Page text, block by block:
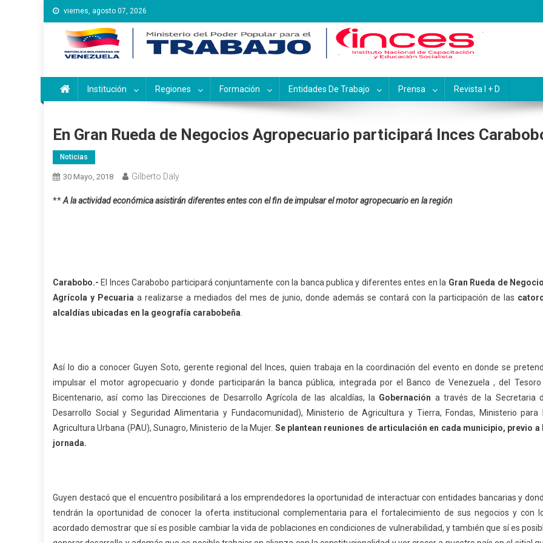
Saltar
al
contenido
viernes, agosto 07, 2026
Instituto Nacional de Capacitación y Educación
Inces
Institución Regiones Formación Entidades De Trabajo Prensa Revista I + D
En Gran Rueda de Negocios Agropecuario participará Inces
Noticias
30 Mayo, 2018 Gilberto Daly
**A la actividad económica asistirán diferentes entes con el fin de impulsar el motor agropecuario en la región
Carabobo.- El Inces Carabobo participará conjuntamente con la banca publica y diferentes entes en la Gran Rueda de
Agrícola y Pecuaria a realizarse a mediados del mes de junio, donde además se contará con la participación de las
alcaldías ubicadas en la geografía carabobeña
Así lo dio a conocer Guyen Soto, gerente regional del Inces, quien trabaja en la coordinación del evento en donde se
impulsar el motor agropecuario y donde participarán la banca pública, integrada por el Banco de Venezuela , del
Bicentenario, así como las Direcciones de Desarrollo Agrícola de las alcaldías, la Gobernación a través de la Secretaria
Desarrollo Social y Seguridad Alimentaria y Fundacomunidad), Ministerio de Agricultura y Tierra, Fondas, Ministerio para
Agricultura Urbana (PAU), Sunagro, Ministerio de la Mujer. Se plantean reuniones de articulación en cada municipio, previo a
jornada.
Guyen destacó que el encuentro posibilitará a los emprendedores la oportunidad de interactuar con entidades bancarias y
tendrán la oportunidad de conocer la oferta institucional complementaria para el fortalecimiento de sus negocios y con
acordado demostrar que sí es posible cambiar la vida de poblaciones en condiciones de vulnerabilidad, y también que sí es